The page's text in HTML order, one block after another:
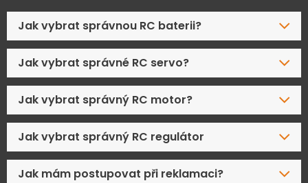
Jak vybrat správnou RC baterii?
Jak vybrat správné RC servo?
Jak vybrat správný RC motor?
Jak vybrat správný RC regulátor
Jak mám postupovat při reklamaci?